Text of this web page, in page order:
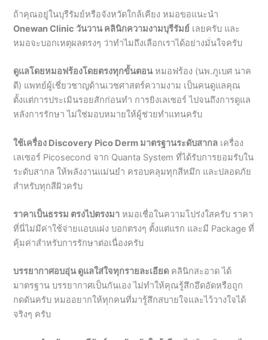
ดูแลโดยหมอฟร้องโดยตรงทุกขั้นตอนหมอฟร้อง (นพ.ภูเบศ นาค
ดี) แพทย์ผู้เชี่ยวชาญด้านเวชศาสตร์ความงาม เป็นคนดูแลคุณ
หลังการรักษา ไม่ใช่มอบหมายให้ผู้ช่วยทำแทนครับ
ใช้เครื่อง Discovery Pico Derm มาตรฐานระดับสากลเครื่อง
เลเซอร์ Picosecond จาก Quanta System ที่ได้รับการยอมรับใน
สำหรับทุกสีผิวครับ
ราคาเป็นธรรม ตรงไปตรงมาหมอเชื่อในความโปร่งใสครับ ราคา
ที่นี่ไม่มีค่าใช้จ่ายแอบแฝง บอกตรงๆ ตั้งแต่แรก และมี Package ที่
บรรยากาศอบอุ่น ดูแลใส่ใจทุกรายละเอียดคลินิกสะอาด ได้
มาตรฐาน บรรยากาศเป็นกันเอง ไม่ทำให้คุณรู้สึกอึดอัดหรือถูก
จริงๆ ครับ
สะดวกสำหรับชาวบุรีรัมย์และจังหวัดใกล้เคียงไม่ต้องเดินทางไกล
ถึงกรุงเทพฯ ครับ ที่บุรีรัมย์ก็มีคลินิกที่ได้มาตรฐานและดูแลโดย